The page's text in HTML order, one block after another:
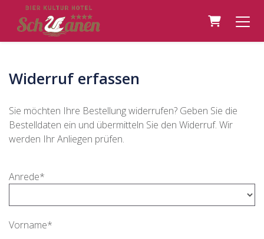
Widerruf erfassen
Sie möchten Ihre Bestellung widerrufen? Geben Sie die
Bestelldaten ein und übermitteln Sie den Widerruf. Wir
werden Ihr Anliegen prüfen.
Anrede*
Vorname*